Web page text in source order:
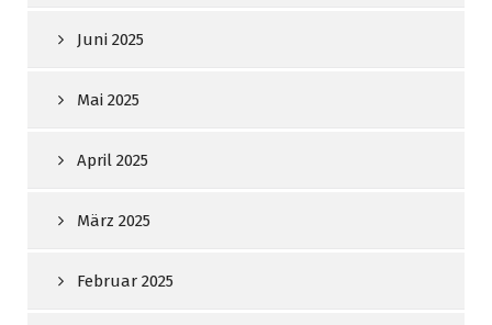
Juni 2025
Mai 2025
April 2025
März 2025
Februar 2025